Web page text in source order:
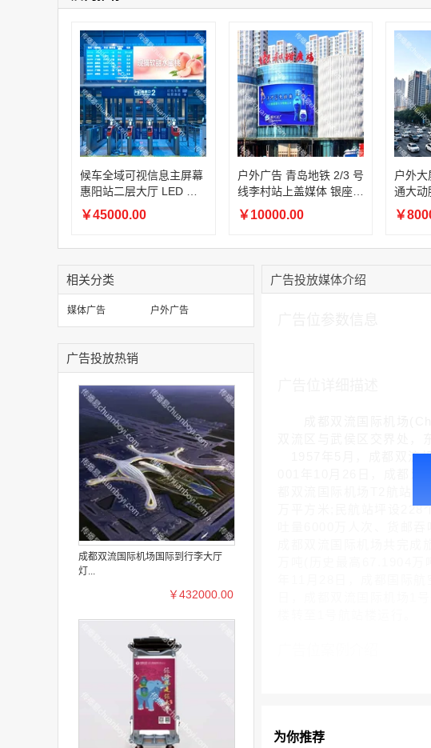
候车全域可视信息主屏幕
惠阳站二层大厅 LED 广
告一站式租赁服务
￥45000.00
户外广告 青岛地铁 2/3 号
线李村站上盖媒体 银座和
谐广场双屏联动宣传投放
￥10000.00
户外大屏广
通大动
都楼顶
落地
￥
相关分类
媒体广告 户外广告
广告投放热销
成都双流国际机场国际到行李大厅
灯...
￥432000.00
广告投放媒体介绍
1957年5月，成都双流
001年10月26日，成都
万平方米;民航站坪设
为你推荐